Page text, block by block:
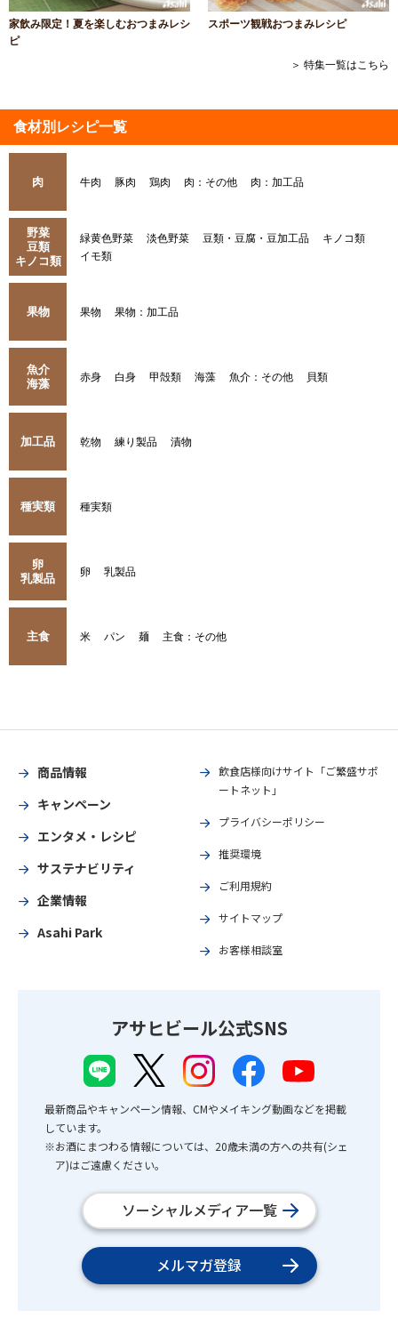
家飲み限定！夏を楽しむおつまみレシ
ピ
スポーツ観戦おつまみレシピ
＞ 特集一覧はこちら
食材別レシピ一覧
肉 牛肉 豚肉 鶏肉 肉：その他 肉：加工品
野菜
豆類
キノコ類
緑黄色野菜 淡色野菜 豆類・豆腐・豆加工品
キノコ類
イモ類
果物 果物 果物：加工品
魚介
海藻
赤身 白身 甲殻類 海藻 魚介：その他 貝類
加工品 乾物 練り製品 漬物
種実類 種実類
卵
乳製品
卵 乳製品
主食 米 パン 麺 主食：その他
商品情報
キャンペーン
エンタメ・レシピ
サステナビリティ
企業情報
Asahi Park
飲食店様向けサイト「ご繁盛サポ
ートネット」
プライバシーポリシー
推奨環境
ご利用規約
サイトマップ
お客様相談室
アサヒビール公式SNS
最新商品やキャンペーン情報、CMやメイキング動画などを掲載
しています。
※お酒にまつわる情報については、20歳未満の方への共有(シェ
ア)はご遠慮ください。
ソーシャルメディア一覧
メルマガ登録